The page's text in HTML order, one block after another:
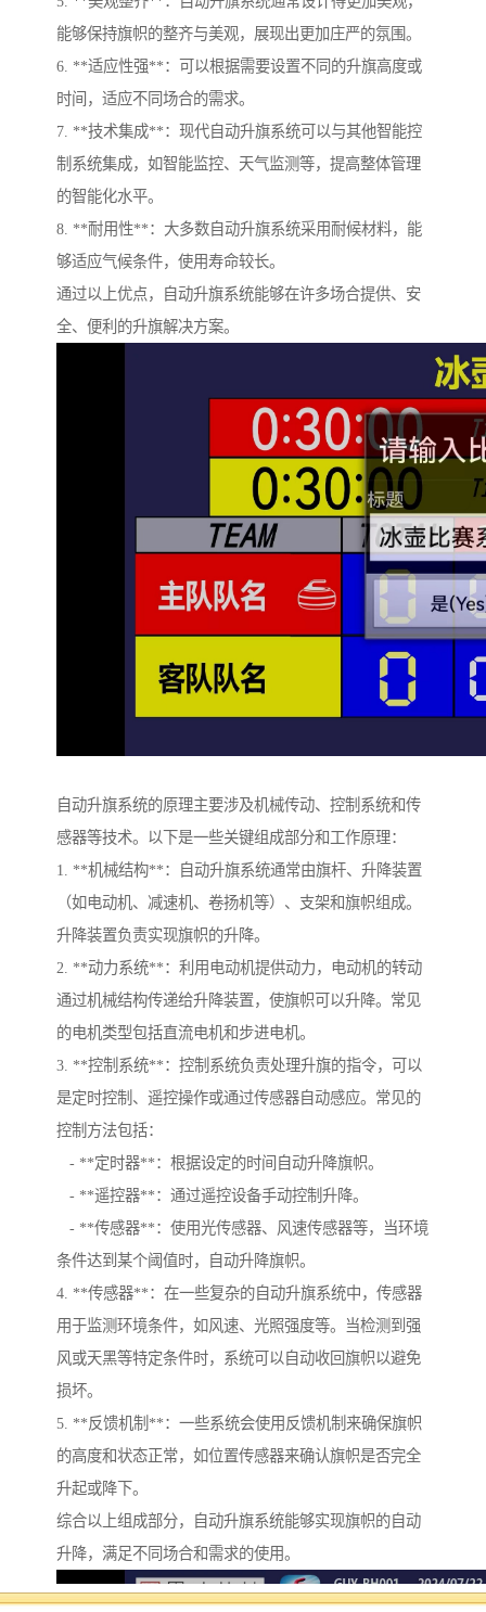
能够保持旗帜的整齐与美观，展现出更加庄严的氛围。
6. **适应性强**：可以根据需要设置不同的升旗高度或
时间，适应不同场合的需求。
7. **技术集成**：现代自动升旗系统可以与其他智能控
制系统集成，如智能监控、天气监测等，提高整体管理
的智能化水平。
8. **耐用性**：大多数自动升旗系统采用耐候材料，能
够适应气候条件，使用寿命较长。
通过以上优点，自动升旗系统能够在许多场合提供、安
全、便利的升旗解决方案。
自动升旗系统的原理主要涉及机械传动、控制系统和传
感器等技术。以下是一些关键组成部分和工作原理：
1. **机械结构**：自动升旗系统通常由旗杆、升降装置
（如电动机、减速机、卷扬机等）、支架和旗帜组成。
升降装置负责实现旗帜的升降。
2. **动力系统**：利用电动机提供动力，电动机的转动
通过机械结构传递给升降装置，使旗帜可以升降。常见
的电机类型包括直流电机和步进电机。
3. **控制系统**：控制系统负责处理升旗的指令，可以
是定时控制、遥控操作或通过传感器自动感应。常见的
控制方法包括：
- **定时器**：根据设定的时间自动升降旗帜。
- **遥控器**：通过遥控设备手动控制升降。
- **传感器**：使用光传感器、风速传感器等，当环境
条件达到某个阈值时，自动升降旗帜。
4. **传感器**：在一些复杂的自动升旗系统中，传感器
用于监测环境条件，如风速、光照强度等。当检测到强
风或天黑等特定条件时，系统可以自动收回旗帜以避免
损坏。
5. **反馈机制**：一些系统会使用反馈机制来确保旗帜
的高度和状态正常，如位置传感器来确认旗帜是否完全
升起或降下。
综合以上组成部分，自动升旗系统能够实现旗帜的自动
升降，满足不同场合和需求的使用。